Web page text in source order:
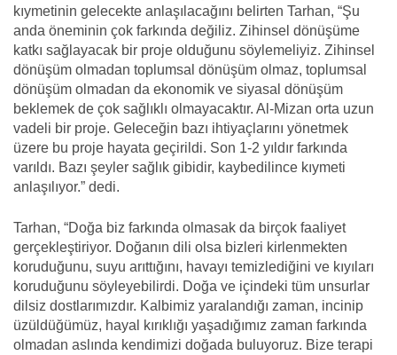
kıymetinin gelecekte anlaşılacağını belirten Tarhan, “Şu
anda öneminin çok farkında değiliz. Zihinsel dönüşüme
katkı sağlayacak bir proje olduğunu söylemeliyiz. Zihinsel
dönüşüm olmadan toplumsal dönüşüm olmaz, toplumsal
dönüşüm olmadan da ekonomik ve siyasal dönüşüm
beklemek de çok sağlıklı olmayacaktır. Al-Mizan orta uzun
vadeli bir proje. Geleceğin bazı ihtiyaçlarını yönetmek
üzere bu proje hayata geçirildi. Son 1-2 yıldır farkında
varıldı. Bazı şeyler sağlık gibidir, kaybedilince kıymeti
anlaşılıyor.” dedi.
Tarhan, “Doğa biz farkında olmasak da birçok faaliyet
gerçekleştiriyor. Doğanın dili olsa bizleri kirlenmekten
koruduğunu, suyu arıttığını, havayı temizlediğini ve kıyıları
koruduğunu söyleyebilirdi. Doğa ve içindeki tüm unsurlar
dilsiz dostlarımızdır. Kalbimiz yaralandığı zaman, incinip
üzüldüğümüz, hayal kırıklığı yaşadığımız zaman farkında
olmadan aslında kendimizi doğada buluyoruz. Bize terapi